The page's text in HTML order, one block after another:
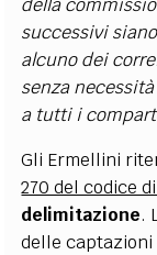
della
successivi
alcuno dei
senza
a tutti i
Gli Ermellini
270 del codice
delimitazione.
delle